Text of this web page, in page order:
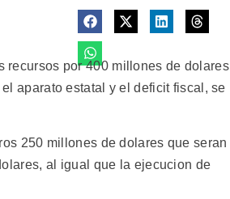
recursos por 400 millones de dolares
aparato estatal y el deficit fiscal, se
250 millones de dolares que seran
al igual que la ejecucion de